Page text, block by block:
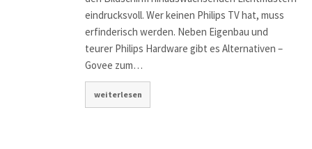
eindrucksvoll. Wer keinen Philips TV hat, muss
erfinderisch werden. Neben Eigenbau und
teurer Philips Hardware gibt es Alternativen –
Govee zum…
weiterlesen